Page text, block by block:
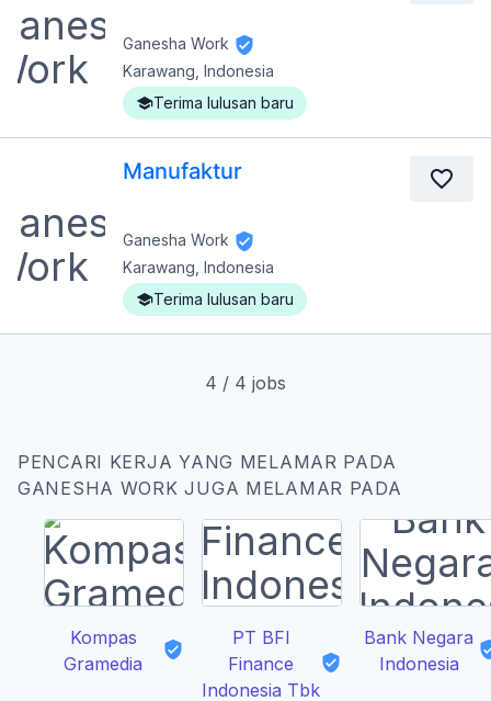
Ganesha Work
Karawang, Indonesia
Terima lulusan baru
Manufaktur
Ganesha Work
Karawang, Indonesia
Terima lulusan baru
4 / 4 jobs
PENCARI KERJA YANG MELAMAR PADA
GANESHA WORK JUGA MELAMAR PADA
Kompas
Gramedia
PT BFI
Finance
Indonesia Tbk
Bank Negara
Indonesia